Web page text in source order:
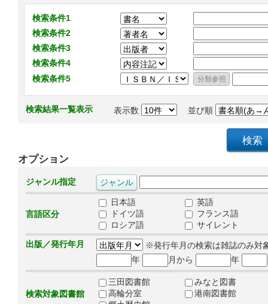
検索条件1
検索条件2
検索条件3
検索条件4
検索条件5
検索結果一覧表示 表示数 並び順
オプション
ジャンル指定
言語区分
日本語
英語
ドイツ語
フランス語
ロシア語
サイレント
出版／発行年月
※発行年月の検索は雑誌のみ対
年
月から 年
検索対象図書館
三田図書館
みなと図書
高輪分室
港南図書館